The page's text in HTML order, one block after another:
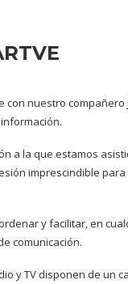
con nuestro compañero
a la que estamos
imprescindible
y facilitar, en
comunicación.
y TV disponen de un